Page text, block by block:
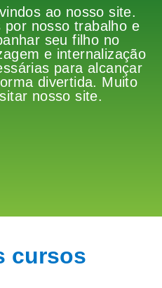
ao nosso site.
por nosso trabalho e
seu filho no
e internalização
para alcançar
divertida. Muito
nosso site.
cursos